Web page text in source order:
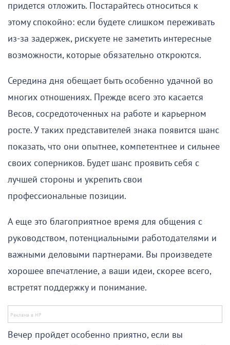
придется отложить. Постарайтесь относиться к
этому спокойно: если будете слишком переживать
из-за задержек, рискуете не заметить интересные
возможности, которые обязательно откроются.
Середина дня обещает быть особенно удачной во
многих отношениях. Прежде всего это касается
Весов, сосредоточенных на работе и карьерном
росте. У таких представителей знака появится шанс
показать, что они опытнее, компетентнее и сильнее
своих соперников. Будет шанс проявить себя с
лучшей стороны и укрепить свои
профессиональные позиции.
А еще это благоприятное время для общения с
руководством, потенциальными работодателями и
важными деловыми партнерами. Вы произведете
хорошее впечатление, а ваши идеи, скорее всего,
встретят поддержку и понимание.
Вечер пройдет особенно приятно, если вы